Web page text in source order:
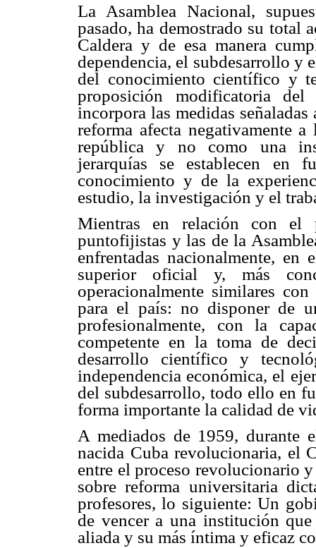
La Asamblea Nacional,
pasado, ha demostrado su total
Caldera y de esa manera
dependencia, el subdesarrollo y
del conocimiento científico y
proposición modificatoria
incorpora las medidas
reforma afecta negativamente
república y no como una
jerarquías se establecen en
conocimiento y de la
estudio, la investigación y el
Mientras en relación con el
puntofijistas y las de la
enfrentadas nacionalmente,
superior oficial y, más
operacionalmente similares
para el país: no disponer de
profesionalmente, con la
competente en la toma de
desarrollo científico y
independencia económica, el
del subdesarrollo, todo ello en
forma importante la calidad de
A mediados de 1959, durante
nacida Cuba revolucionaria, el
entre el proceso revolucionario
sobre reforma universitaria
profesores, lo siguiente: Un
de vencer a una institución
aliada y su más íntima y eficaz